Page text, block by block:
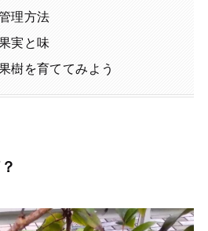
理方法
実と味
樹を育ててみよう